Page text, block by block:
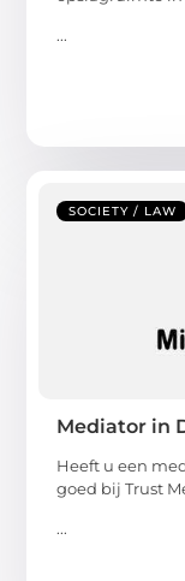
...
SOCIETY / LAW
Mediator in
Heeft u een
goed bij Trust
...